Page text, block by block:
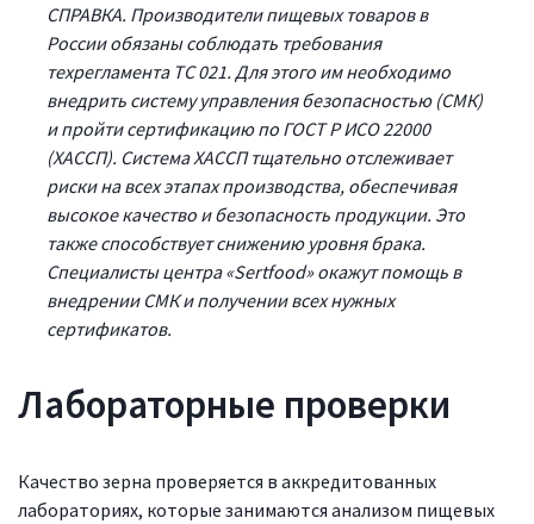
СПРАВКА. Производители пищевых товаров в
России обязаны соблюдать требования
техрегламента ТС 021. Для этого им необходимо
внедрить систему управления безопасностью (СМК)
и пройти сертификацию по ГОСТ Р ИСО 22000
(ХАССП). Система ХАССП тщательно отслеживает
риски на всех этапах производства, обеспечивая
высокое качество и безопасность продукции. Это
также способствует снижению уровня брака.
Специалисты центра «Sertfood» окажут помощь в
внедрении СМК и получении всех нужных
сертификатов.
Лабораторные проверки
Качество зерна проверяется в аккредитованных
лабораториях, которые занимаются анализом пищевых